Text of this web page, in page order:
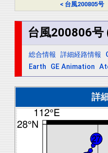
< 台風200805号
台風200806号
総合情報 詳細経路情報
Earth
GE Animation
詳